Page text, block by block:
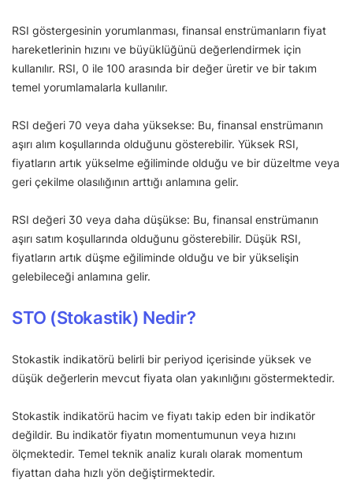
RSI göstergesinin yorumlanması, finansal enstrümanların fiyat
hareketlerinin hızını ve büyüklüğünü değerlendirmek için
kullanılır. RSI, 0 ile 100 arasında bir değer üretir ve bir takım
temel yorumlamalarla kullanılır.
RSI değeri 70 veya daha yüksekse: Bu, finansal enstrümanın
aşırı alım koşullarında olduğunu gösterebilir. Yüksek RSI,
fiyatların artık yükselme eğiliminde olduğu ve bir düzeltme veya
geri çekilme olasılığının arttığı anlamına gelir.
RSI değeri 30 veya daha düşükse: Bu, finansal enstrümanın
aşırı satım koşullarında olduğunu gösterebilir. Düşük RSI,
fiyatların artık düşme eğiliminde olduğu ve bir yükselişin
gelebileceği anlamına gelir.
STO (Stokastik) Nedir?
Stokastik indikatörü belirli bir periyod içerisinde yüksek ve
düşük değerlerin mevcut fiyata olan yakınlığını göstermektedir.
Stokastik indikatörü hacim ve fiyatı takip eden bir indikatör
değildir. Bu indikatör fiyatın momentumunun veya hızını
ölçmektedir. Temel teknik analiz kuralı olarak momentum
fiyattan daha hızlı yön değiştirmektedir.